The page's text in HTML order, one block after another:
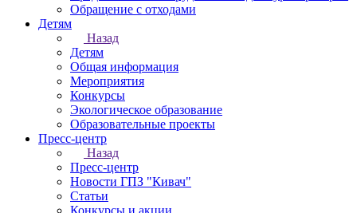
Обращение с отходами
Детям
Назад
Детям
Общая информация
Мероприятия
Конкурсы
Экологическое образование
Образовательные проекты
Пресс-центр
Назад
Пресс-центр
Новости ГПЗ "Кивач"
Статьи
Конкурсы и акции